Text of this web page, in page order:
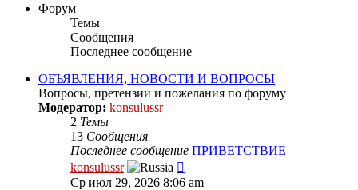
Форум
Темы
Сообщения
Последнее сообщение
ОБЪЯВЛЕНИЯ, НОВОСТИ И ВОПРОСЫ
Вопросы, претензии и пожелания по форуму
Модератор: konsulussr
2 Темы
13 Сообщения
Последнее сообщение ПРИВЕТСТВИЕ
konsulussr
к
Ср июл 29, 2026 8:06 am